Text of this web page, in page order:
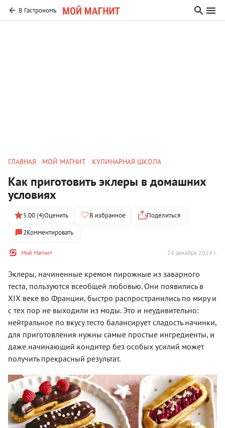
В Гастрономъ
ГЛАВНАЯ МОЙ МАГНИТ КУЛИНАРНАЯ ШКОЛА
Как приготовить эклеры в домашних
условиях
Мой Магнит 28 декабря 2024 г.
5.00 (4)Оценить В избранное
Поделиться
2Комментировать
Эклеры, начиненные кремом пирожные из заварного
теста, пользуются всеобщей любовью. Они появились в
XIX веке во Франции, быстро распространились по миру и
с тех пор не выходили из моды. Это и неудивительно:
нейтральное по вкусу тесто балансирует сладость начинки,
для приготовления нужны самые простые ингредиенты, и
даже начинающий кондитер без особых усилий может
получить прекрасный результат.